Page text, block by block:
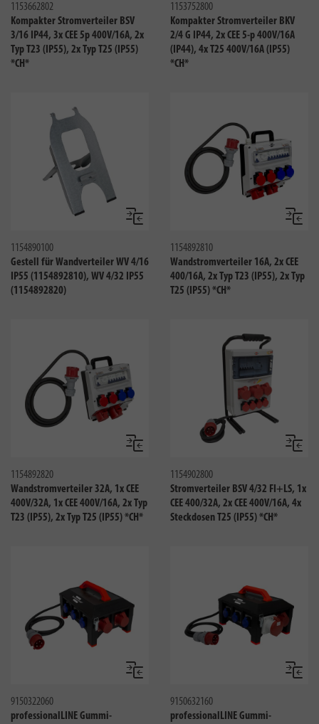
1153662802
Kompakter Stromverteiler BSV
3/16 IP44, 3x CEE 5p 400V/16A, 2x
Typ T23 (IP55), 2x Typ T25 (IP55)
*CH*
1153752800
Kompakter Stromverteiler BKV
2/4 G IP44, 2x CEE 5-p 400V/16A
(IP44), 4x T25 400V/16A (IP55)
*CH*
Vergleichen
1154890100
Gestell für Wandverteiler WV 4/16
IP55 (1154892810), WV 4/32 IP55
(1154892820)
1154892810
Wandstromverteiler 16A, 2x CEE
400/16A, 2x Typ T23 (IP55), 2x Typ
T25 (IP55) *CH*
Vergleichen
1154892820
Wandstromverteiler 32A, 1x CEE
400V/32A, 1x CEE 400V/16A, 2x Typ
T23 (IP55), 2x Typ T25 (IP55) *CH*
1154902800
Stromverteiler BSV 4/32 FI+LS, 1x
CEE 400/32A, 2x CEE 400V/16A, 4x
Steckdosen T25 (IP55) *CH*
Vergleichen
9150322060
professionalLINE Gummi-
9150632160
professionalLINE Gummi-